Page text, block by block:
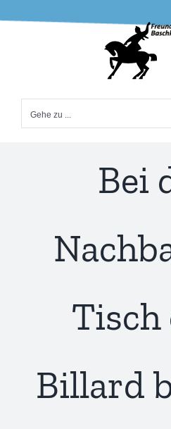
Gehe zu ...
Bei
Tisch
Billard